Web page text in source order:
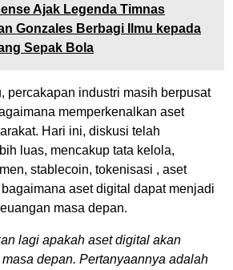
Ajak Legenda Timnas
Gonzales Berbagi Ilmu kepada
Sepak Bola
percakapan industri masih berpusat
memperkenalkan aset
Hari ini, diskusi telah
luas, mencakup tata kelola,
stablecoin, tokenisasi , aset
aset digital dapat menjadi
masa depan.
lagi apakah aset digital akan
depan. Pertanyaannya adalah